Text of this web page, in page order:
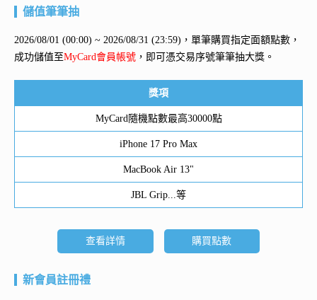
儲值筆筆抽
2026/08/01 (00:00) ~ 2026/08/31 (23:59)，單筆購買指定面額點數，
成功儲值至MyCard會員帳號 ，即可憑交易序號筆筆抽大獎。
獎項
MyCard隨機點數最高30000點
iPhone 17 Pro Max
MacBook Air 13"
JBL Grip...等
查看詳情 購買點數
新會員註冊禮